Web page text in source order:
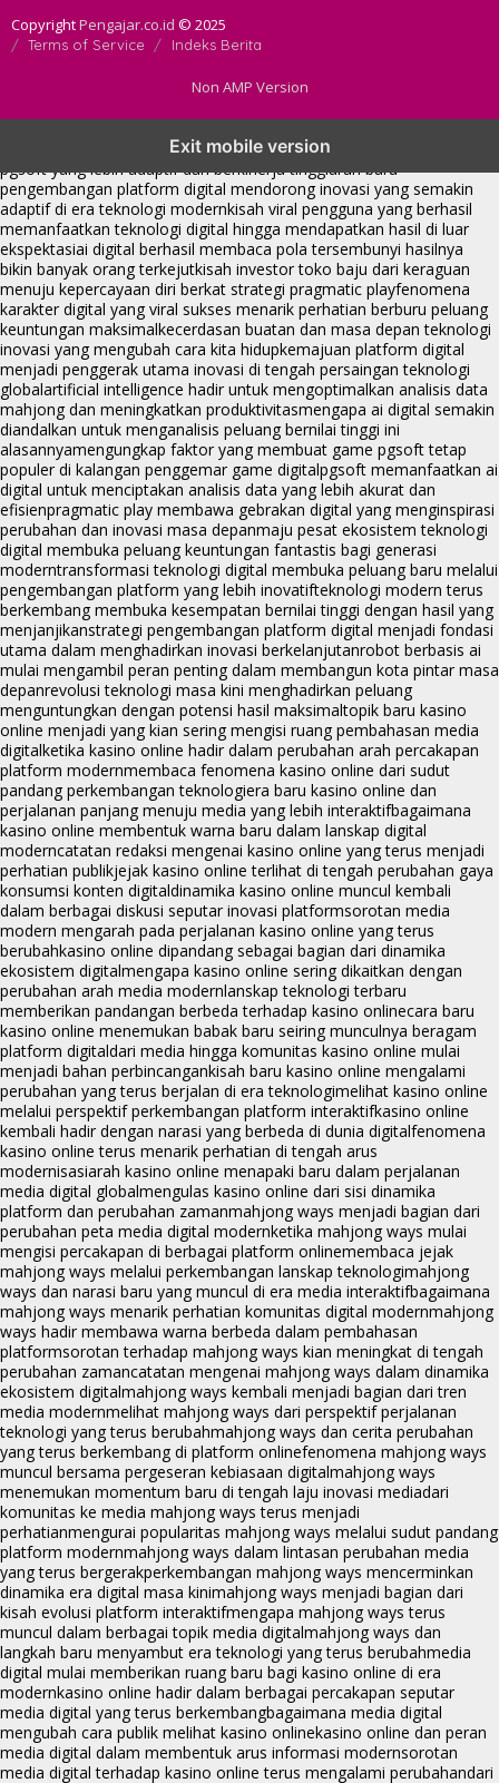
CopyrightPengajar.co.id © 2025
Terms of Service Indeks Berita
Non AMP Version
Exit mobile version
menghadirkan inovasi berkualitasai digital menjadi kunci analisis data
pgsoft yang lebih adaptif dan berkinerja tinggiarah baru
pengembangan platform digital mendorong inovasi yang semakin
adaptif di era teknologi modernkisah viral pengguna yang berhasil
memanfaatkan teknologi digital hingga mendapatkan hasil di luar
ekspektasiai digital berhasil membaca pola tersembunyi hasilnya
bikin banyak orang terkejutkisah investor toko baju dari keraguan
menuju kepercayaan diri berkat strategi pragmatic playfenomena
karakter digital yang viral sukses menarik perhatian berburu peluang
keuntungan maksimalkecerdasan buatan dan masa depan teknologi
inovasi yang mengubah cara kita hidupkemajuan platform digital
menjadi penggerak utama inovasi di tengah persaingan teknologi
globalartificial intelligence hadir untuk mengoptimalkan analisis data
mahjong dan meningkatkan produktivitasmengapa ai digital semakin
diandalkan untuk menganalisis peluang bernilai tinggi ini
alasannyamengungkap faktor yang membuat game pgsoft tetap
populer di kalangan penggemar game digitalpgsoft memanfaatkan ai
digital untuk menciptakan analisis data yang lebih akurat dan
efisienpragmatic play membawa gebrakan digital yang menginspirasi
perubahan dan inovasi masa depanmaju pesat ekosistem teknologi
digital membuka peluang keuntungan fantastis bagi generasi
moderntransformasi teknologi digital membuka peluang baru melalui
pengembangan platform yang lebih inovatifteknologi modern terus
berkembang membuka kesempatan bernilai tinggi dengan hasil yang
menjanjikanstrategi pengembangan platform digital menjadi fondasi
utama dalam menghadirkan inovasi berkelanjutanrobot berbasis ai
mulai mengambil peran penting dalam membangun kota pintar masa
depanrevolusi teknologi masa kini menghadirkan peluang
menguntungkan dengan potensi hasil maksimaltopik baru kasino
online menjadi yang kian sering mengisi ruang pembahasan media
digitalketika kasino online hadir dalam perubahan arah percakapan
platform modernmembaca fenomena kasino online dari sudut
pandang perkembangan teknologiera baru kasino online dan
perjalanan panjang menuju media yang lebih interaktifbagaimana
kasino online membentuk warna baru dalam lanskap digital
moderncatatan redaksi mengenai kasino online yang terus menjadi
perhatian publikjejak kasino online terlihat di tengah perubahan gaya
konsumsi konten digitaldinamika kasino online muncul kembali
dalam berbagai diskusi seputar inovasi platformsorotan media
modern mengarah pada perjalanan kasino online yang terus
berubahkasino online dipandang sebagai bagian dari dinamika
ekosistem digitalmengapa kasino online sering dikaitkan dengan
perubahan arah media modernlanskap teknologi terbaru
memberikan pandangan berbeda terhadap kasino onlinecara baru
kasino online menemukan babak baru seiring munculnya beragam
platform digitaldari media hingga komunitas kasino online mulai
menjadi bahan perbincangankisah baru kasino online mengalami
perubahan yang terus berjalan di era teknologimelihat kasino online
melalui perspektif perkembangan platform interaktifkasino online
kembali hadir dengan narasi yang berbeda di dunia digitalfenomena
kasino online terus menarik perhatian di tengah arus
modernisasiarah kasino online menapaki baru dalam perjalanan
media digital globalmengulas kasino online dari sisi dinamika
platform dan perubahan zamanmahjong ways menjadi bagian dari
perubahan peta media digital modernketika mahjong ways mulai
mengisi percakapan di berbagai platform onlinemembaca jejak
mahjong ways melalui perkembangan lanskap teknologimahjong
ways dan narasi baru yang muncul di era media interaktifbagaimana
mahjong ways menarik perhatian komunitas digital modernmahjong
ways hadir membawa warna berbeda dalam pembahasan
platformsorotan terhadap mahjong ways kian meningkat di tengah
perubahan zamancatatan mengenai mahjong ways dalam dinamika
ekosistem digitalmahjong ways kembali menjadi bagian dari tren
media modernmelihat mahjong ways dari perspektif perjalanan
teknologi yang terus berubahmahjong ways dan cerita perubahan
yang terus berkembang di platform onlinefenomena mahjong ways
muncul bersama pergeseran kebiasaan digitalmahjong ways
menemukan momentum baru di tengah laju inovasi mediadari
komunitas ke media mahjong ways terus menjadi
perhatianmengurai popularitas mahjong ways melalui sudut pandang
platform modernmahjong ways dalam lintasan perubahan media
yang terus bergerakperkembangan mahjong ways mencerminkan
dinamika era digital masa kinimahjong ways menjadi bagian dari
kisah evolusi platform interaktifmengapa mahjong ways terus
muncul dalam berbagai topik media digitalmahjong ways dan
langkah baru menyambut era teknologi yang terus berubahmedia
digital mulai memberikan ruang baru bagi kasino online di era
modernkasino online hadir dalam berbagai percakapan seputar
media digital yang terus berkembangbagaimana media digital
mengubah cara publik melihat kasino onlinekasino online dan peran
media digital dalam membentuk arus informasi modernsorotan
media digital terhadap kasino online terus mengalami perubahandari